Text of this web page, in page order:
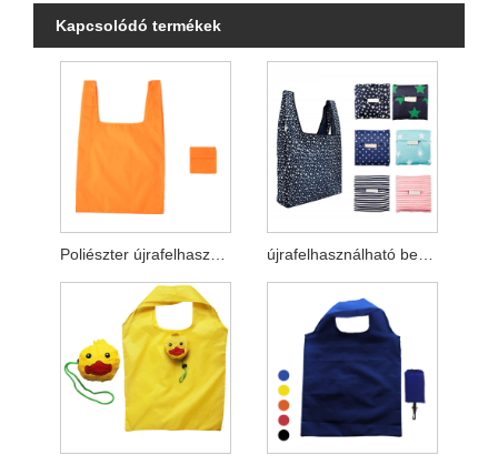
Kapcsolódó termékek
Poliészter újrafelhasználható összecsukható élelmiszer-táskák újrafelhasználható bevásárlótáska összecsukható tasakkal